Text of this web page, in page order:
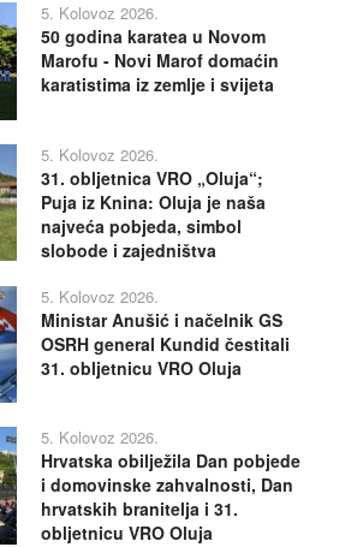
5. Kolovoz 2026.
50 godina karatea u Novom
Marofu - Novi Marof domaćin
karatistima iz zemlje i svijeta
5. Kolovoz 2026.
31. obljetnica VRO „Oluja“;
Puja iz Knina: Oluja je naša
najveća pobjeda, simbol
slobode i zajedništva
5. Kolovoz 2026.
Ministar Anušić i načelnik GS
OSRH general Kundid čestitali
31. obljetnicu VRO Oluja
5. Kolovoz 2026.
Hrvatska obilježila Dan pobjede
i domovinske zahvalnosti, Dan
hrvatskih branitelja i 31.
obljetnicu VRO Oluja